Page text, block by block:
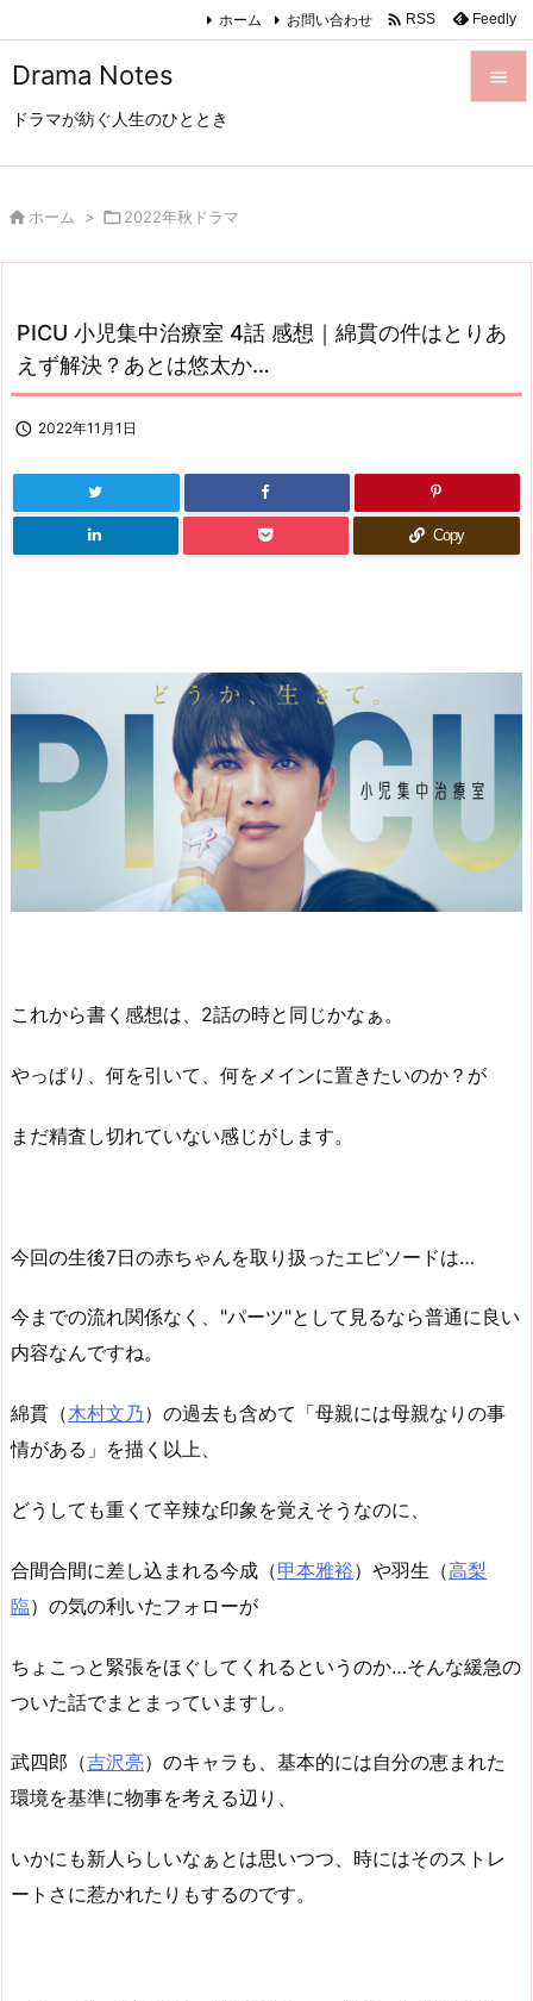
Drama Notes
ドラマが紡ぐ人生のひととき

次へ
検索
ホーム お問い合わせ  RSS Feedly
 ホーム > 2022年秋ドラマ
PICU 小児集中治療室 4話 感想｜綿貫の件はとりあ
えず解決？あとは悠太か…
 2022年11月1日
Copy
これから書く感想は、2話の時と同じかなぁ。
やっぱり、何を引いて、何をメインに置きたいのか？が
まだ精査し切れていない感じがします。
今回の生後7日の赤ちゃんを取り扱ったエピソードは…
今までの流れ関係なく、"パーツ"として見るなら普通に良い
内容なんですね。
綿貫（木村文乃）の過去も含めて「母親には母親なりの事
情がある」を描く以上、
どうしても重くて辛辣な印象を覚えそうなのに、
合間合間に差し込まれる今成（甲本雅裕）や羽生（高梨
臨）の気の利いたフォローが
ちょこっと緊張をほぐしてくれるというのか…そんな緩急の
ついた話でまとまっていますし。
武四郎（吉沢亮）のキャラも、基本的には自分の恵まれた
環境を基準に物事を考える辺り、
いかにも新人らしいなぁとは思いつつ、時にはそのストレ
ートさに惹かれたりもするのです。